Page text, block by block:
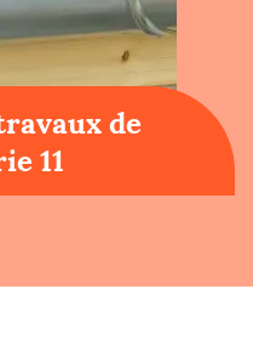
de
11